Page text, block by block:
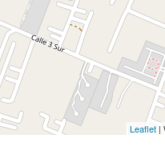
Leaflet |